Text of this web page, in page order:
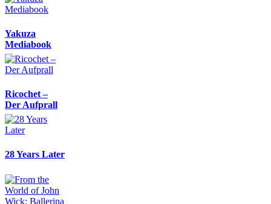
Yakuza
Mediabook
Ricochet –
Der Aufprall
28 Years Later